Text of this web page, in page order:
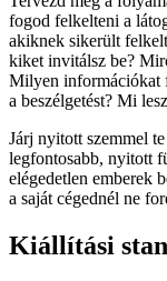
fogod felkelteni a
akiknek sikerült
kiket invitálsz be?
Milyen információkat
a beszélgetést? Mi
Járj nyitott szemmel
legfontosabb, nyitott
elégedetlen emberek
a saját cégednél ne
Kiállítási